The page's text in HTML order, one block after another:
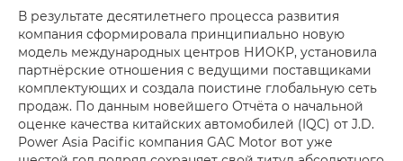
В результате десятилетнего процесса развития
компания сформировала принципиально новую
модель международных центров НИОКР, установила
партнёрские отношения с ведущими поставщиками
комплектующих и создала поистине глобальную сеть
продаж. По данным новейшего Отчёта о начальной
оценке качества китайских автомобилей (IQC) от J.D.
Power Asia Pacific компания GAC Motor вот уже